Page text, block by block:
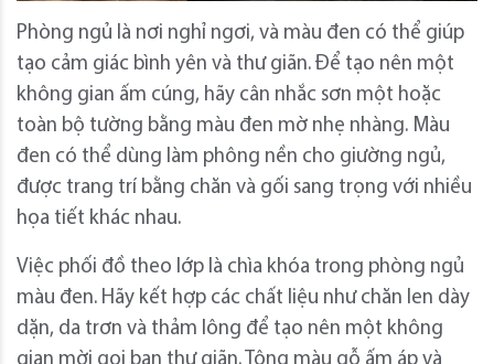
Phòng ngủ là nơi nghỉ ngơi, và màu đen có thể giúp
tạo cảm giác bình yên và thư giãn. Để tạo nên một
không gian ấm cúng, hãy cân nhắc sơn một hoặc
toàn bộ tường bằng màu đen mờ nhẹ nhàng. Màu
đen có thể dùng làm phông nền cho giường ngủ,
được trang trí bằng chăn và gối sang trọng với nhiều
họa tiết khác nhau.
Việc phối đồ theo lớp là chìa khóa trong phòng ngủ
màu đen. Hãy kết hợp các chất liệu như chăn len dày
dặn, da trơn và thảm lông để tạo nên một không